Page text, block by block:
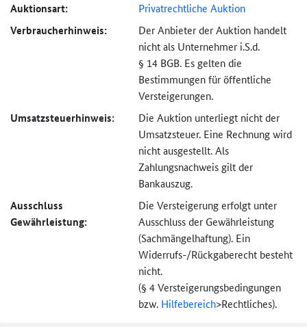
Auktionsart: Privatrechtliche Auktion
Verbraucher­hinweis:
Der Anbieter der Auktion handelt
nicht als Unternehmer i.S.d.
§ 14 BGB. Es gelten die
Bestimmungen für öffentliche
Versteigerungen.
Umsatzsteuer­hinweis:
Die Auktion unterliegt nicht der
Umsatzsteuer. Eine Rechnung wird
nicht ausgestellt. Als
Zahlungsnachweis gilt der
Bankauszug.
Ausschluss
Gewährleistung:
Die Versteigerung erfolgt unter
Ausschluss der Gewährleistung
(Sachmängel­haftung). Ein
Widerrufs-/Rückgaberecht besteht
nicht.
(§ 4 Versteigerungs­bedingungen
bzw. Hilfebereich>Rechtliches).